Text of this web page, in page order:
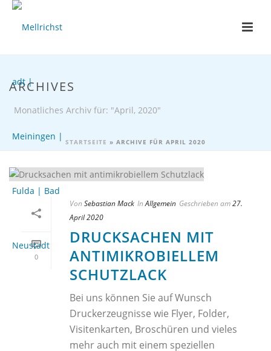
ARCHIVES
Monatliches Archiv für: "April, 2020"
STARTSEITE » ARCHIVE FÜR APRIL 2020
0
Von Sebastian Mack InAllgemein Geschrieben am27.
April 2020
DRUCKSACHEN MIT
ANTIMIKROBIELLEM
SCHUTZLACK
Bei uns können Sie auf Wunsch
Druckerzeugnisse wie Flyer, Folder,
Visitenkarten, Broschüren und vieles
mehr auch mit einem speziellen